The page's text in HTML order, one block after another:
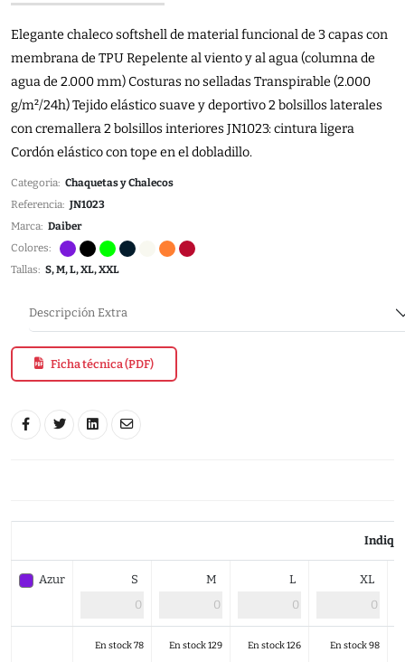
Elegante chaleco softshell de material funcional de 3 capas con
membrana de TPU Repelente al viento y al agua (columna de
agua de 2.000 mm) Costuras no selladas Transpirable (2.000
g/m²/24h) Tejido elástico suave y deportivo 2 bolsillos laterales
con cremallera 2 bolsillos interiores JN1023: cintura ligera
Cordón elástico con tope en el dobladillo.
Categoria: Chaquetas y Chalecos
Referencia: JN1023
Marca: Daiber
Colores:
Tallas: S, M, L, XL, XXL
Descripción Extra
Ficha técnica (PDF)
Azur S M L XL
En stock 78 En stock 129 En stock 126 En stock 98